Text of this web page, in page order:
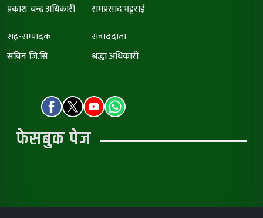
प्रकाश चन्द्र अधिकारी रामप्रसाद भट्टराई
सह-सम्पादक
सबिन जि.सि
संवाददाता
श्रद्धा अधिकारी
फेसबुक पेज